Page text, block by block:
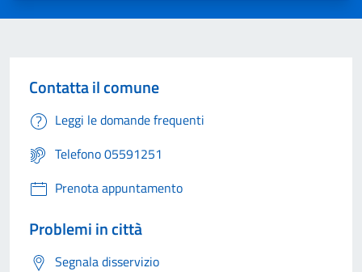
Contatta il comune
Leggi le domande frequenti
Telefono 05591251
Prenota appuntamento
Problemi in città
Segnala disservizio